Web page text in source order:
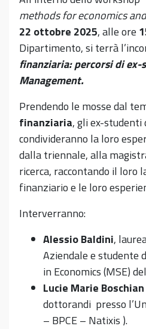
methods for economics
22 ottobre 2025, alle ore
Dipartimento, si terrà
finanziaria: percorsi di
Management.
Prendendo le mosse dal
finanziaria, gli ex-
condivideranno la loro
dalla triennale, alla
ricerca, raccontando il loro
finanziario e le loro
Interverranno:
Alessio Baldini,
Aziendale e studente
in Economics (MSE)
Lucie Marie Boschian
dottorandi presso
– BPCE – Natixis ).